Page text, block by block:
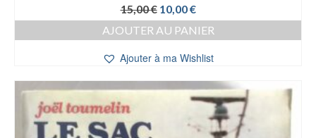
15,00€ Le
prix
initial
15,00 €.
10,00€Le
prix
actuel
10,00 €.
AJOUTER AU PANIER
Ajouter à ma Wishlist